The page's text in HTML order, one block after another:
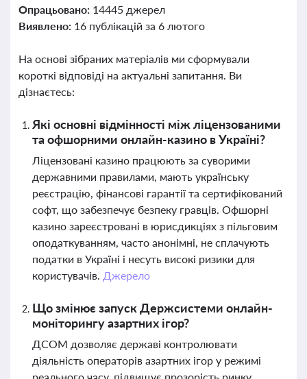
Опрацьовано: 14445 джерел
Виявлено: 16 публікацій за 6 лютого
На основі зібраних матеріалів ми сформували
короткі відповіді на актуальні запитання. Ви
дізнаєтесь:
Які основні відмінності між ліцензованими
та офшорними онлайн-казино в Україні?
Ліцензовані казино працюють за суворими
державними правилами, мають українську
реєстрацію, фінансові гарантії та сертифікований
софт, що забезпечує безпеку гравців. Офшорні
казино зареєстровані в юрисдикціях з пільговим
оподаткуванням, часто анонімні, не сплачують
податки в Україні і несуть високі ризики для
користувачів. Джерело
Що змінює запуск Держсистеми онлайн-
моніторингу азартних ігор?
ДСОМ дозволяє державі контролювати
діяльність операторів азартних ігор у режимі